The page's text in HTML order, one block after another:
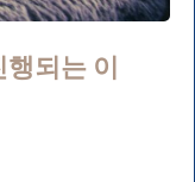
되는 이